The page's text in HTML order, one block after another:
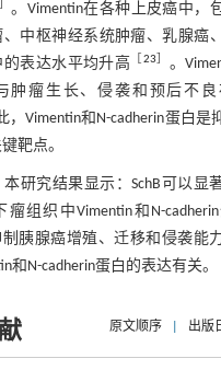
。Vimentin在各种上皮癌中，
、中枢神经系统肿瘤、乳腺癌
表达水平均升高
23
。
肿瘤生长、侵袭和预后不
，Vimentin和N-cadherin蛋白是
靶点。
研究结果显示：SchB可以显
组织中Vimentin和N-
制胰腺癌增殖、迁移和侵袭能
和N-cadherin蛋白的表达有关。
原文顺序 出版